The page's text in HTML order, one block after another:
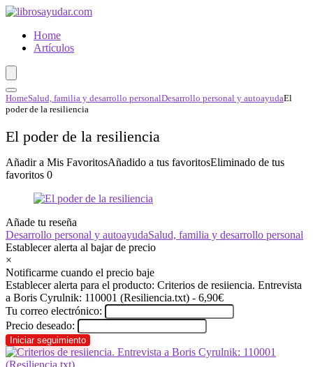
Home
Artículos
HomeSalud, familia y desarrollo personalDesarrollo personal y autoayudaEl
poder de la resiliencia
El poder de la resiliencia
Añadir a Mis FavoritosAñadido a tus favoritosEliminado de tus
favoritos 0
Añade tu reseña
Desarrollo personal y autoayudaSalud, familia y desarrollo personal
Establecer alerta al bajar de precio
×
Notificarme cuando el precio baje
Establecer alerta para el producto: Criterios de resiiencia. Entrevista
a Boris Cyrulnik: 110001 (Resiliencia.txt) - 6,90€
Tu correo electrónico:
Precio deseado: